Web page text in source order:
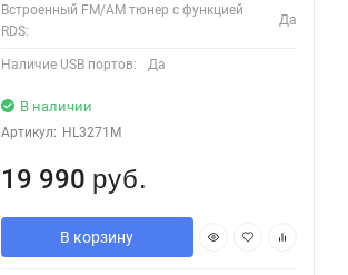
Встроенный FM/AM тюнер с функцией
RDS:
Да
Наличие USB портов: Да
В наличии
Артикул: HL3271M
19 990 руб.
В корзину